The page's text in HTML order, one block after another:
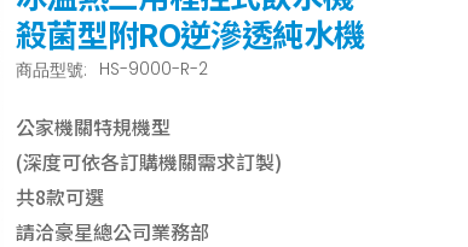
殺菌型附RO逆滲透純水機
商品型號: HS-9000-R-2
公家機關特規機型
(深度可依各訂購機關需求訂製)
共8款可選
請洽豪星總公司業務部